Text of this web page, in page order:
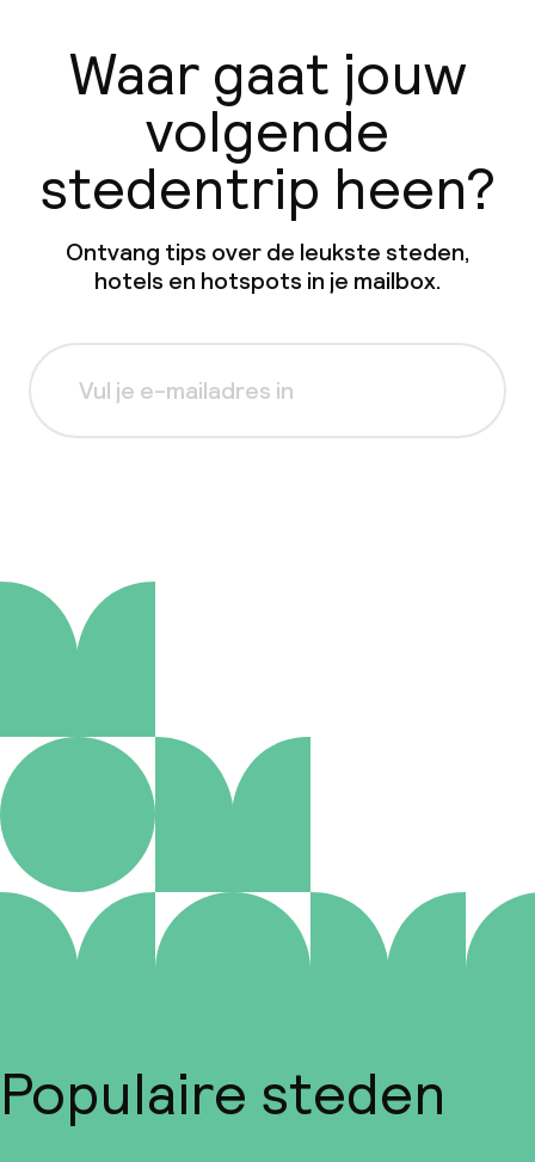
Waar gaat jouw
volgende
stedentrip heen?
Ontvang tips over de leukste steden,
hotels en hotspots in je mailbox.
Populaire steden